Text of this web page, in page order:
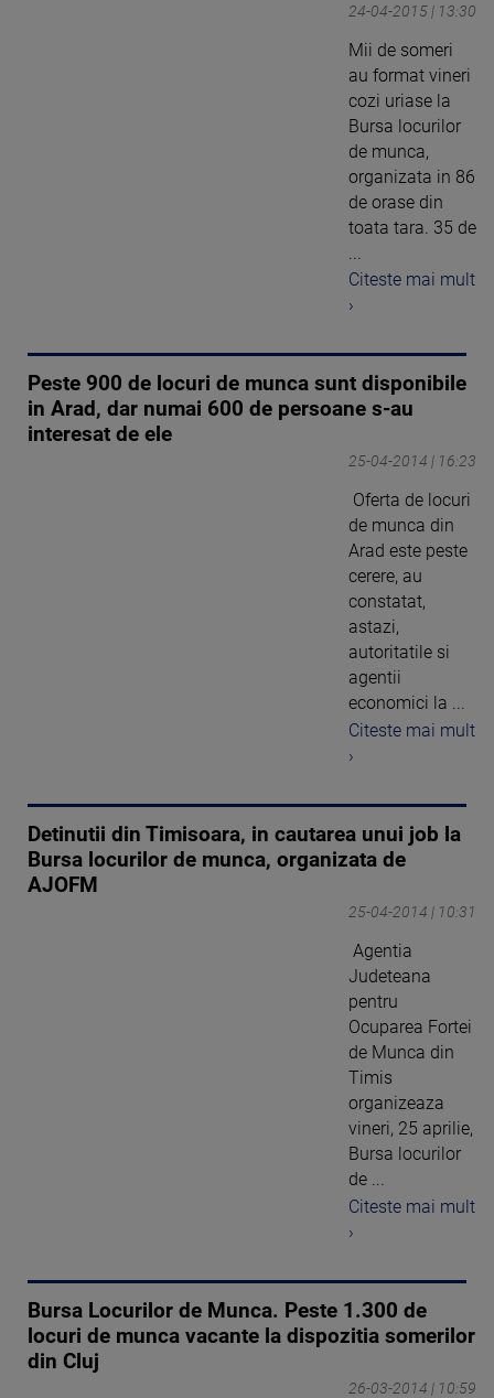
24-04-2015 | 13:30
Mii de someri
au format vineri
cozi uriase la
Bursa locurilor
de munca,
organizata in 86
de orase din
toata tara. 35 de
Citeste mai mult
›
Peste 900 de locuri de munca sunt disponibile
in Arad, dar numai 600 de persoane s-au
interesat de ele
25-04-2014 | 16:23
Oferta de locuri
de munca din
Arad este peste
cerere, au
constatat,
astazi,
autoritatile si
agentii
economici la ...
Citeste mai mult
›
Detinutii din Timisoara, in cautarea unui job la
Bursa locurilor de munca, organizata de
AJOFM
25-04-2014 | 10:31
Agentia
Judeteana
pentru
Ocuparea Fortei
de Munca din
Timis
organizeaza
vineri, 25 aprilie,
Bursa locurilor
de ...
Citeste mai mult
›
Bursa Locurilor de Munca. Peste 1.300 de
locuri de munca vacante la dispozitia somerilor
din Cluj
26-03-2014 | 10:59